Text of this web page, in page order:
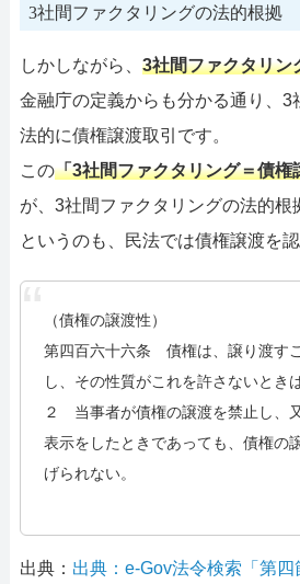
3社間ファクタリングの法的根拠
しかしながら、 3社間ファクタリン
金融庁の定義からも分かる通り、3
法的に債権譲渡取引です。
この「3社間ファクタリング＝債権
が、3社間ファクタリングの法的根
というのも、民法では債権譲渡を
（債権の譲渡性）
第四百六十六条 債権は、譲り渡す
し、その性質がこれを許さないとき
２ 当事者が債権の譲渡を禁止し、
表示をしたときであっても、債権の
げられない。
出典： 出典：e-Gov法令検索「第